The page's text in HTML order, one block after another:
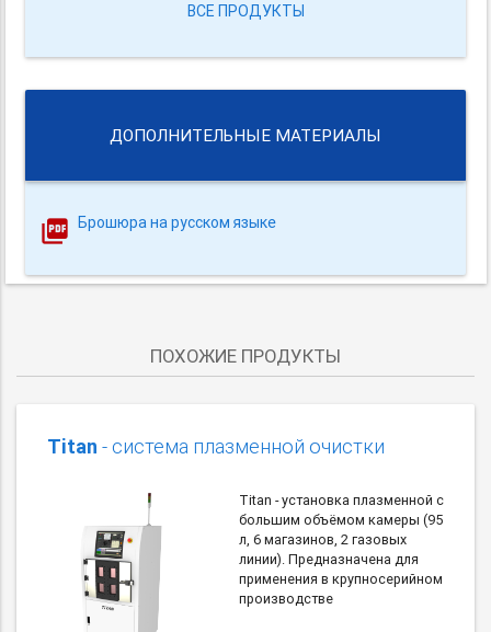
ВСЕ ПРОДУКТЫ
ДОПОЛНИТЕЛЬНЫЕ МАТЕРИАЛЫ
Брошюра на русском языке
ПОХОЖИЕ ПРОДУКТЫ
Titan - система плазменной очистки
Titan - установка плазменной c
большим объёмом камеры (95
л, 6 магазинов, 2 газовых
линии). Предназначена для
применения в крупносерийном
производстве